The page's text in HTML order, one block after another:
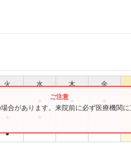
火 水 木 金
●
合があります。来院前に必ず医療機関に